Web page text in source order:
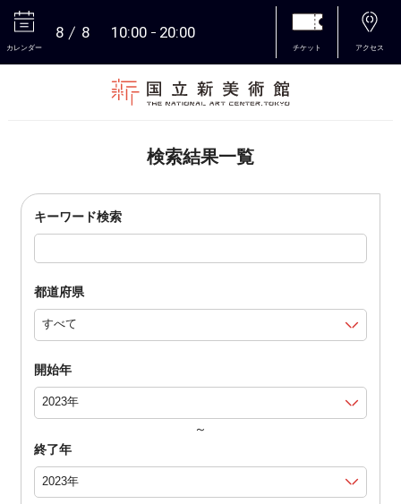
カレンダー
8 8 10:00 20:00
チケット アクセス
検索結果一覧
キーワード検索
都道府県
開始年
～
終了年